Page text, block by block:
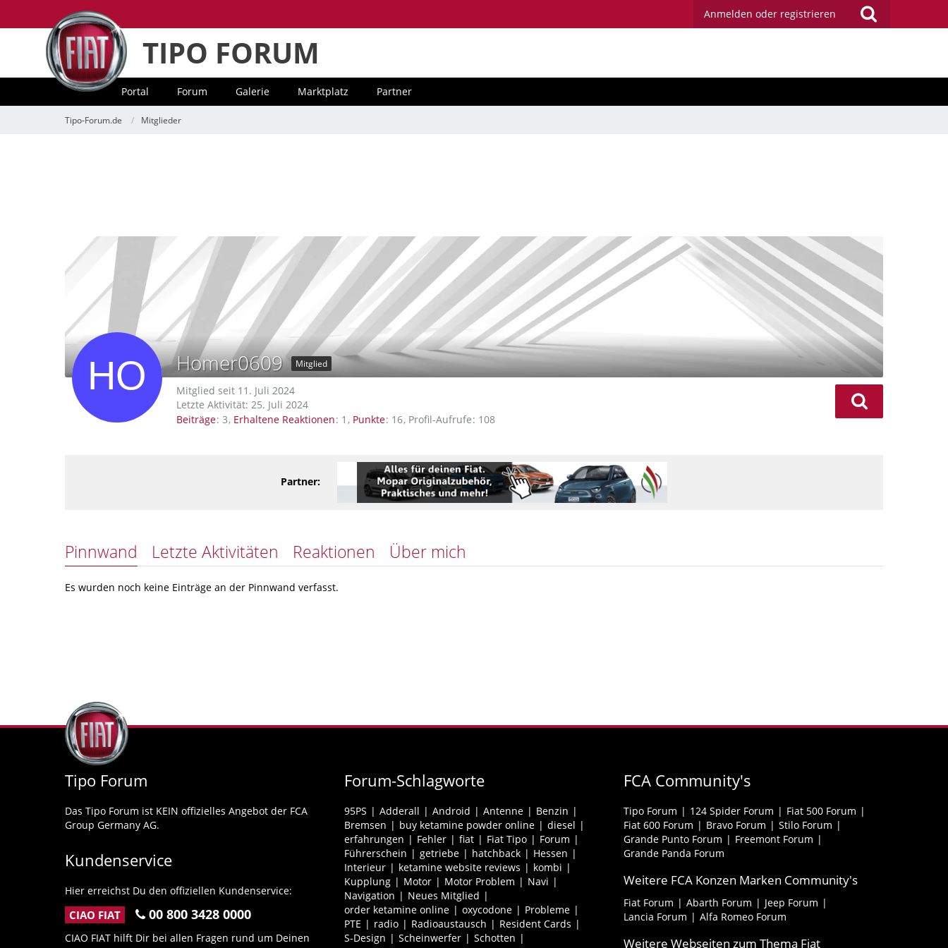
Anmelden oder registrieren
TIPO FORUM
Portal Forum Galerie Marktplatz Partner
Tipo-Forum.de Mitglieder
Homer0609 Mitglied
Mitglied seit 11. Juli 2024
Letzte Aktivität: 25. Juli 2024
Beiträge 3 Erhaltene Reaktionen 1 Punkte 16 Profil-Aufrufe 108
Partner:
Pinnwand Letzte Aktivitäten Reaktionen Über mich
Es wurden noch keine Einträge an der Pinnwand verfasst.
Tipo Forum
Das Tipo Forum ist KEIN offizielles Angebot der FCA
Group Germany AG.
Kundenservice
Hier erreichst Du den offiziellen Kundenservice:
CIAO FIAT 00 800 3428 0000
CIAO FIAT hilft Dir bei allen Fragen rund um Deinen
Forum-Schlagworte
95PS Adderall Android Antenne
Benzin
Bremsen
buy ketamine powder online
diesel
erfahrungen
Fehler fiat Fiat Tipo
Forum
Führerschein
getriebe hatchback
Hessen
Interieur
ketamine website reviews
kombi
Kupplung
Motor Motor Problem
Navi
Navigation
Neues Mitglied
order ketamine online
oxycodone
Probleme
PTE
radio Radioaustausch
Resident Cards
S-Design
Scheinwerfer
Schotten
FCA Community's
Tipo Forum 124 Spider Forum
Fiat 500 Forum
Fiat 600 Forum
Bravo Forum
Stilo Forum
Grande Punto Forum
Freemont Forum
Grande Panda Forum
Weitere FCA Konzen Marken Community's
Fiat Forum Abarth Forum
Jeep Forum
Lancia Forum
Alfa Romeo Forum
Weitere Webseiten zum Thema Fiat